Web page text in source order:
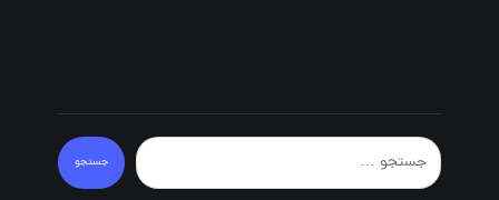
جستجو